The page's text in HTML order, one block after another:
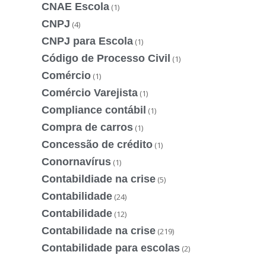
CNAE Escola (1)
CNPJ (4)
CNPJ para Escola (1)
Código de Processo Civil (1)
Comércio (1)
Comércio Varejista (1)
Compliance contábil (1)
Compra de carros (1)
Concessão de crédito (1)
Conornavírus (1)
Contabildiade na crise (5)
Contabilidade (24)
Contabilidade (12)
Contabilidade na crise (219)
Contabilidade para escolas (2)